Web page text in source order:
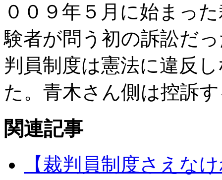
００９年５月に始まっ
験者が問う初の訴訟だ
判員制度は憲法に違反
た。青木さん側は控訴
関連記事
【裁判員制度さえな